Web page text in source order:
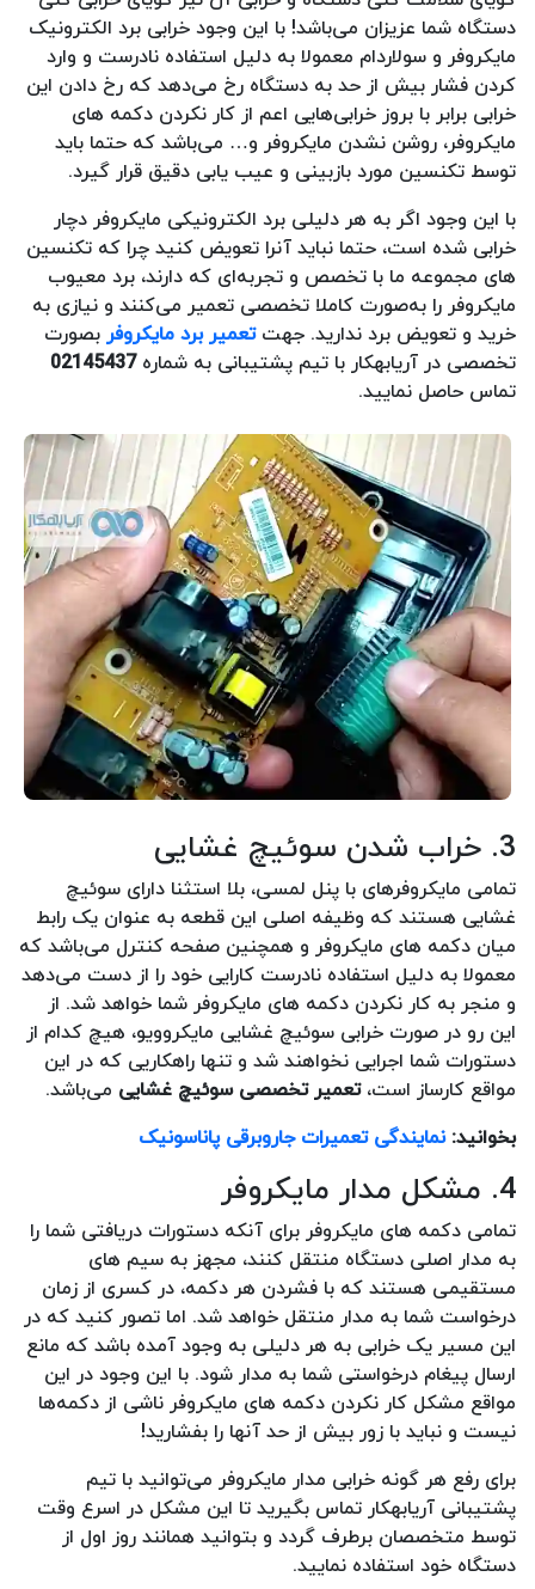
دستگاه شما عزیزان می‌باشد! با این وجود خرابی برد الکترونیک
مایکروفر و سولاردام معمولا به دلیل استفاده نادرست و وارد
کردن فشار بیش از حد به دستگاه رخ می‌دهد که رخ دادن این
خرابی برابر با بروز خرابی‌هایی اعم از کار نکردن دکمه های
مایکروفر، روشن نشدن مایکروفر و… می‌باشد که حتما باید
توسط تکنسین مورد بازبینی و عیب یابی دقیق قرار گیرد.
با این وجود اگر به هر دلیلی برد الکترونیکی مایکروفر دچار
خرابی شده است، حتما نباید آنرا تعویض کنید چرا که تکنسین
های مجموعه ما با تخصص و تجربه‌ای که دارند، برد معیوب
مایکروفر را به‌صورت کاملا تخصصی تعمیر می‌کنند و نیازی به
خرید و تعویض برد ندارید. جهتتعمیر برد مایکروفربصورت
تخصصی در آریابهکار با تیم پشتیبانی به شماره02145437
تماس حاصل نمایید.
3. خراب شدن سوئیچ غشایی
تمامی مایکروفرهای با پنل لمسی، بلا استثنا دارای سوئیچ
غشایی هستند که وظیفه اصلی این قطعه به عنوان یک رابط
میان دکمه های مایکروفر و همچنین صفحه کنترل می‌باشد که
معمولا به دلیل استفاده نادرست کارایی خود را از دست می‌دهد
و منجر به کار نکردن دکمه های مایکروفر شما خواهد شد. از
این رو در صورت خرابی سوئیچ غشایی مایکروویو، هیچ کدام از
دستورات شما اجرایی نخواهند شد و تنها راهکاریی که در این
مواقع کارساز است،تعمیر تخصصی سوئیچ غشایی می‌باشد.
بخوانید:نمایندگی تعمیرات جاروبرقی پاناسونیک
4. مشکل مدار مایکروفر
تمامی دکمه های مایکروفر برای آنکه دستورات دریافتی شما را
به مدار اصلی دستگاه منتقل کنند، مجهز به سیم های
مستقیمی هستند که با فشردن هر دکمه، در کسری از زمان
درخواست شما به مدار منتقل خواهد شد. اما تصور کنید که در
این مسیر یک خرابی به هر دلیلی به وجود آمده باشد که مانع
ارسال پیغام درخواستی شما به مدار شود. با این وجود در این
مواقع مشکل کار نکردن دکمه های مایکروفر ناشی از دکمه‌ها
نیست و نباید با زور بیش از حد آنها را بفشارید!
برای رفع هر گونه خرابی مدار مایکروفر می‌توانید با تیم
پشتیبانی آریابهکار تماس بگیرید تا این مشکل در اسرع وقت
توسط متخصصان برطرف گردد و بتوانید همانند روز اول از
دستگاه خود استفاده نمایید.